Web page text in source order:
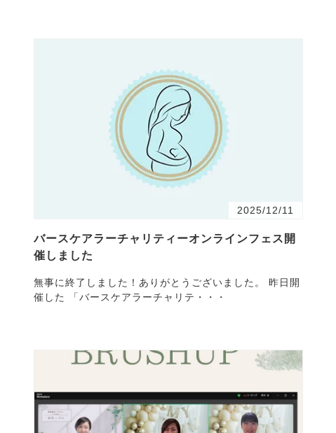
2025/12/11
バースケアラーチャリティーオンラインフェス開
催しました
無事に終了しました！ありがとうございました。 昨日開
催した 「バースケアラーチャリテ・・・